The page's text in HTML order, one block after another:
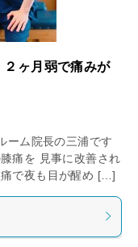
２ヶ月弱で痛みが
ム院長の三浦です
痛を 見事に改善され
で夜も目が醒め […]